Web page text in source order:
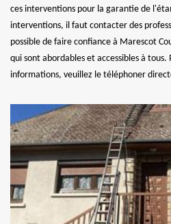
ces interventions pour la garantie de
interventions, il faut contacter des
possible de faire confiance à Marescot
qui sont abordables et accessibles à
informations, veuillez le téléphoner